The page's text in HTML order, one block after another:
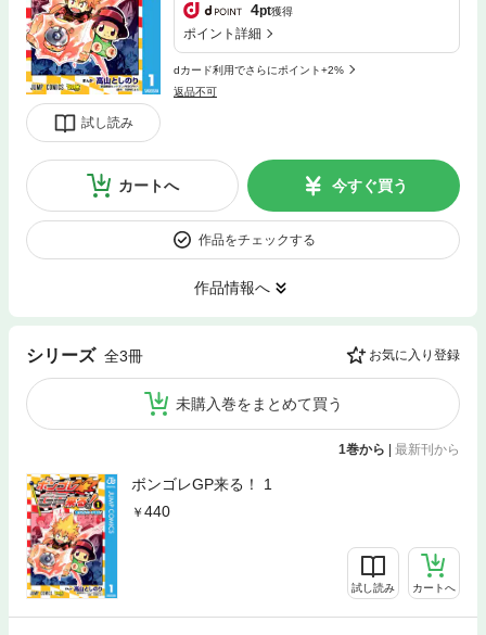
試し読み
4pt獲得
ポイント詳細
dカード利用でさらにポイント+2%
返品不可
カートへ 今すぐ買う
作品をチェックする
作品情報へ
シリーズ 全3冊 お気に入り登録
未購入巻をまとめて買う
1巻から 最新刊から
ボンゴレGP来る！ 1
440
試し読み カートへ